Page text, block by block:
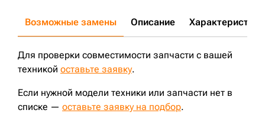
Возможные замены Описание Характеристики
Для проверки совместимости запчасти с вашей
техникой оставьте заявку.
Если нужной модели техники или запчасти нет в
списке — оставьте заявку на подбор.